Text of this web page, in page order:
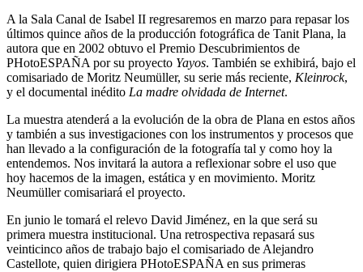
A la Sala Canal de Isabel II regresaremos en marzo para repasar los
últimos quince años de la producción fotográfica de Tanit Plana, la
autora que en 2002 obtuvo el Premio Descubrimientos de
PHotoESPAÑA por su proyecto Yayos. También se exhibirá, bajo el
comisariado de Moritz Neumüller, su serie más reciente, Kleinrock,
y el documental inédito La madre olvidada de Internet.
La muestra atenderá a la evolución de la obra de Plana en estos años
y también a sus investigaciones con los instrumentos y procesos que
han llevado a la configuración de la fotografía tal y como hoy la
entendemos. Nos invitará la autora a reflexionar sobre el uso que
hoy hacemos de la imagen, estática y en movimiento. Moritz
Neumüller comisariará el proyecto.
En junio le tomará el relevo David Jiménez, en la que será su
primera muestra institucional. Una retrospectiva repasará sus
veinticinco años de trabajo bajo el comisariado de Alejandro
Castellote, quien dirigiera PHotoESPAÑA en sus primeras